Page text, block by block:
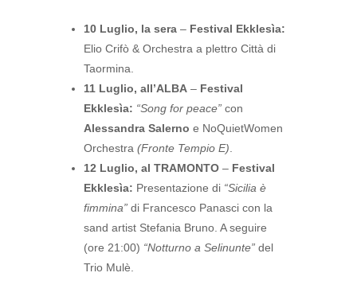
10 Luglio, la sera – Festival Ekklesìa:
Elio Crifò & Orchestra a plettro Città di
Taormina.
11 Luglio, all’ALBA – Festival
Ekklesìa: “Song for peace” con
Alessandra Salerno e NoQuietWomen
Orchestra (Fronte Tempio E)
12 Luglio, al TRAMONTO – Festival
Ekklesìa: Presentazione di “Sicilia è
fimmina” di Francesco Panasci con la
sand artist Stefania Bruno. A seguire
(ore 21:00) “Notturno a Selinunte” del
Trio Mulè.